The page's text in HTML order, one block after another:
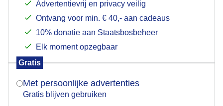
Advertentievrij en privacy veilig
Ontvang voor min. € 40,- aan cadeaus
10% donatie aan Staatsbosbeheer
Elk moment opzegbaar
Gratis
Met persoonlijke advertenties
Gratis blijven gebruiken
Indien je hier nog geen akkoord op hebt gegeven,
verschijnt er zo een pop-up uit je browser waarin
Is goed, toon de popup